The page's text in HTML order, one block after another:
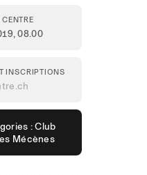
, 08.00
INSCRIPTIONS
: Club
Mécènes